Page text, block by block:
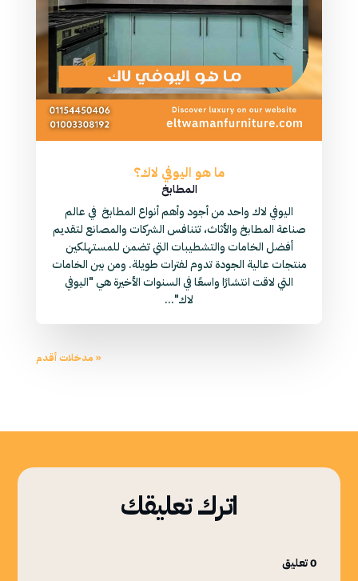
ما هو اليوفي لاك؟
المطابخ
اليوفي لاك واحد من أجود وأهم أنواع المطابخ في عالم
صناعة المطابخ والأثاث، تتنافس الشركات والمصانع لتقديم
أفضل الخامات والتشطيبات التي تضمن للمستهلكين
منتجات عالية الجودة تدوم لفترات طويلة. ومن بين الخامات
التي لاقت انتشارًا واسعًا في السنوات الأخيرة هي "اليوفي
لاك"...
« مدخلات أقدم
اترك تعليقك
0 تعليق